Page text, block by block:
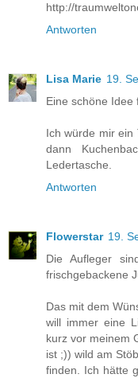
http://
Antworten
Lisa Marie 19.
Eine schöne Idee
Ich würde mir ein
dann
Ledertasche.
Antworten
Flowerstar 19.
Die Aufleger
frischgebackene
Das mit dem
will immer eine
kurz vor meinem
ist ;)) wild am
finden. Ich hätte